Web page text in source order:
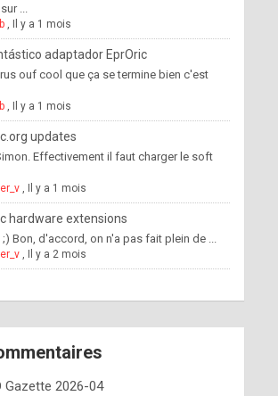
...
, Il y a 1 mois
adaptador EprOric
ouf cool que ça se termine bien c'est
, Il y a 1 mois
updates
Effectivement il faut charger le soft
, Il y a 1 mois
hardware extensions
;) Bon, d'accord, on n'a pas fait plein de ...
, Il y a 2 mois
Gazette 2026-04